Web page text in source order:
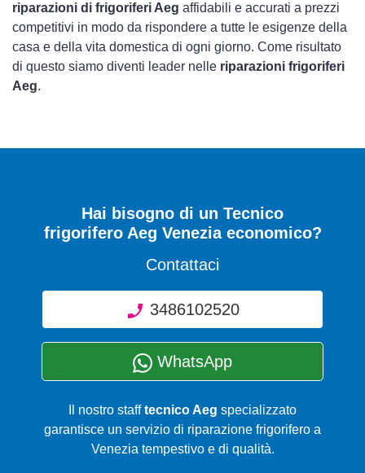
riparazioni di frigoriferi Aeg affidabili e accurati a prezzi
competitivi in modo da rispondere a tutte le esigenze della
casa e della vita domestica di ogni giorno. Come risultato
di questo siamo diventi leader nelle riparazioni frigoriferi
Aeg.
Hai bisogno di un Tecnico
frigorifero Aeg Venezia economico?
Contattaci
3486102520
WhatsApp
Il nostro stafftecnico Aeg specializzato
garantisce un servizio di riparazione frigorifero a
Venezia tempestivo e di qualità.